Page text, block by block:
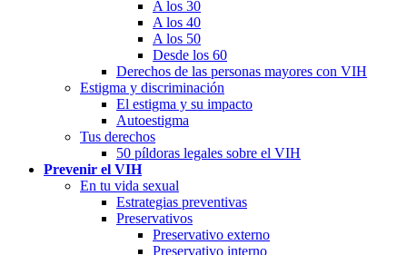
A los 30
A los 40
A los 50
Desde los 60
Derechos de las personas mayores con VIH
Estigma y discriminación
El estigma y su impacto
Autoestigma
Tus derechos
50 píldoras legales sobre el VIH
Prevenir el VIH
En tu vida sexual
Estrategias preventivas
Preservativos
Preservativo externo
Preservativo interno